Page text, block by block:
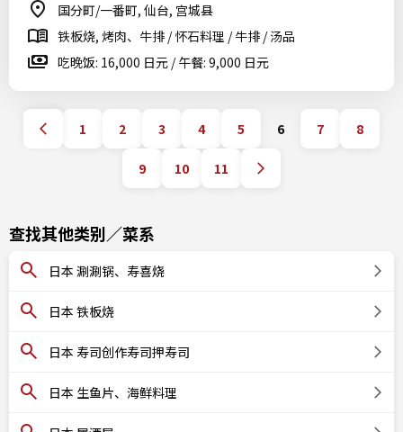
国分町/一番町, 仙台, 宫城县
铁板烧, 烤肉、牛排 / 怀石料理 / 牛排 / 汤品
吃晚饭: 16,000 日元 / 午餐: 9,000 日元
1 2 3 4 5 6 7 8
9 10 11
查找其他类别／菜系
日本 涮涮锅、寿喜烧
日本 铁板烧
日本 寿司创作寿司押寿司
日本 生鱼片、海鲜料理